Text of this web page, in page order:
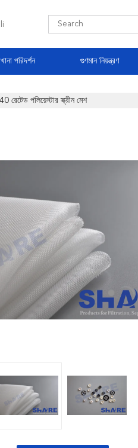
পরিদর্শন গুণমান নিয়ন্ত্রণ
রেটেড পলিয়েস্টার স্ক্রীন মেশ